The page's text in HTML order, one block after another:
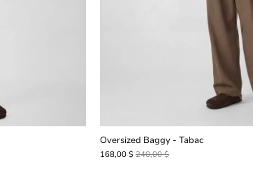
Oversized Baggy - Tabac
168,00 $ 240,00 $